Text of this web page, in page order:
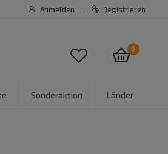
Anmelden | Registrieren
0
Sonderaktion Länder